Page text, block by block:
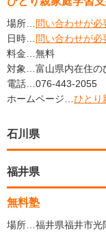
場所…
問い合わせが必
日時…
問い合わせが必
料金…無料
対象…富山県内在住の
電話…076-443-2055
ホームページ… ひとり
石川県
福井県
無料塾
場所…福井県福井市